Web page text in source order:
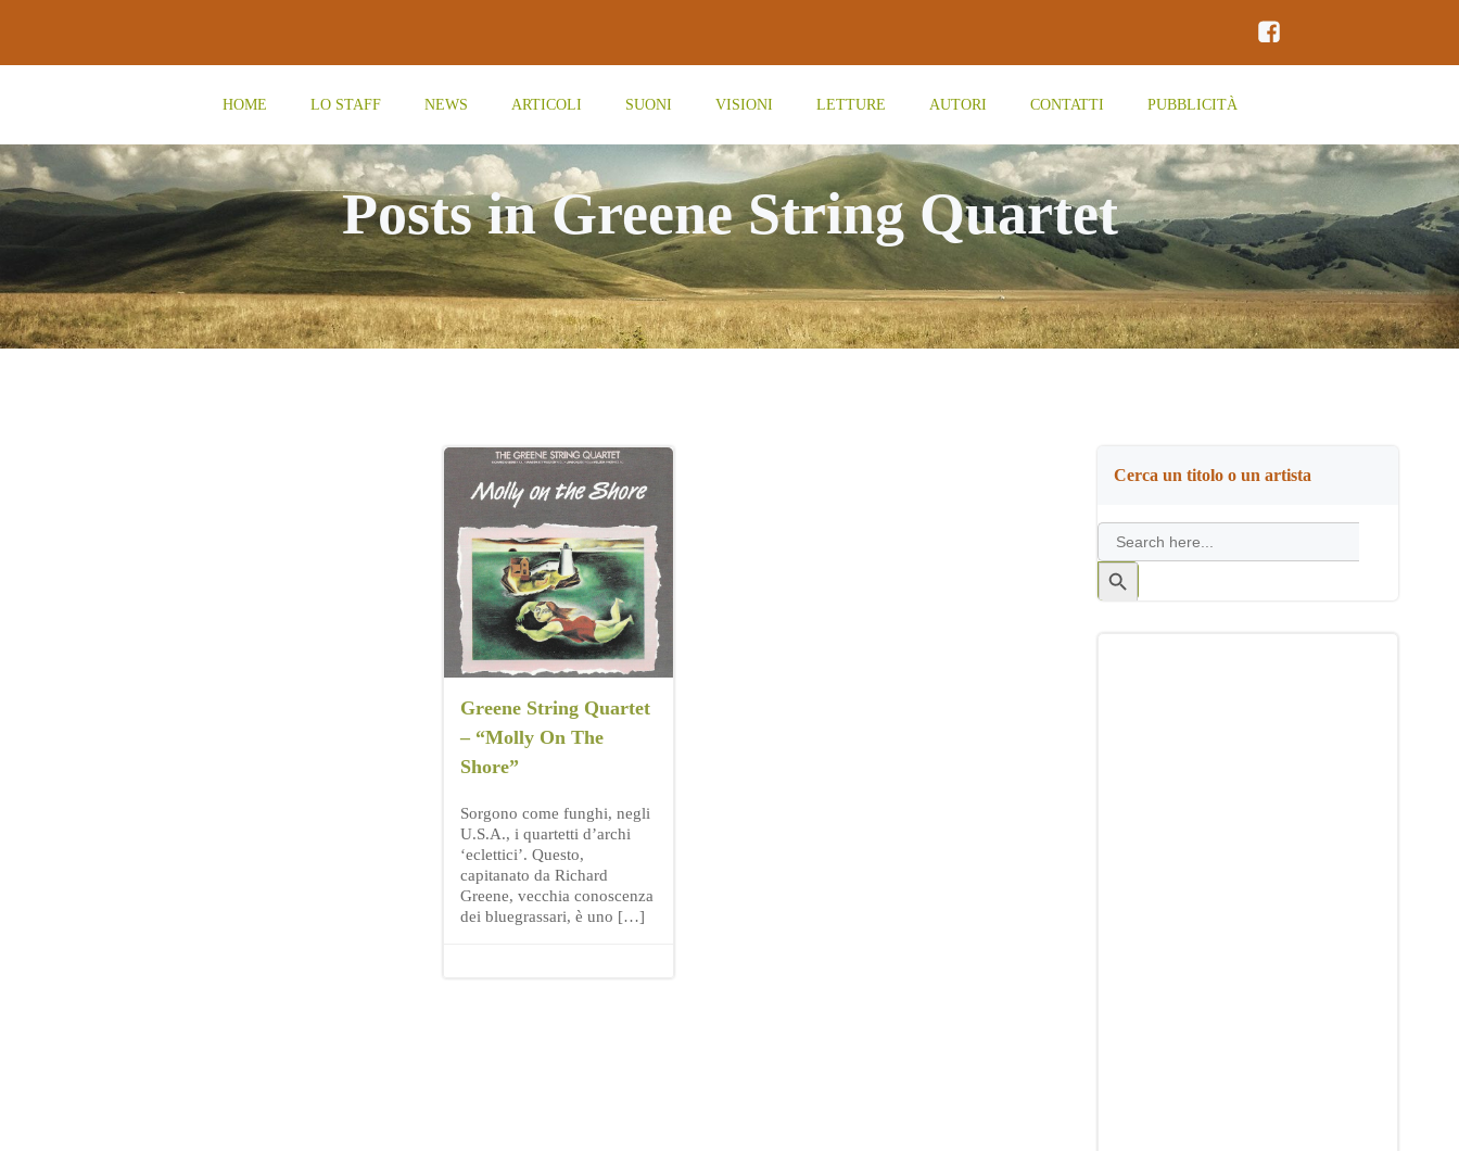
contenuto
HOME LO STAFF NEWS ARTICOLI SUONI VISIONI LETTURE AUTORI CONTATTI PUBBLICITÀ
Posts in Greene String Quartet
Greene String Quartet
– “Molly On The
Shore”
Sorgono come funghi, negli
U.S.A., i quartetti d’archi
‘eclettici’. Questo,
capitanato da Richard
Greene, vecchia conoscenza
dei bluegrassari, è uno […]
Cerca un titolo o un artista
Search
for:
Search
Button